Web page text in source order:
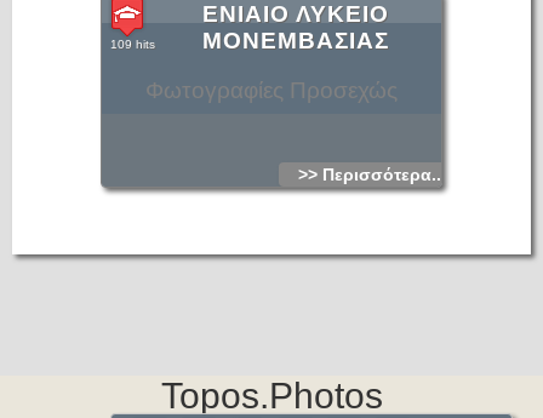
Φωτογραφίες Προσεχώς
ΕΝΙΑΙΟ ΛΥΚΕΙΟ
ΜΟΝΕΜΒΑΣΙΑΣ
109 hits
>> Περισσότερα...
Topos.Photos